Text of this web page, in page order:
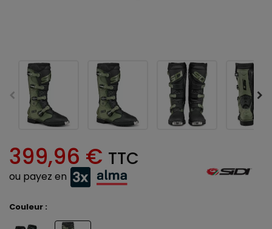
399,96 € TTC
ou payez en
Couleur :